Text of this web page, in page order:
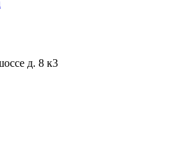
д. 8 к3